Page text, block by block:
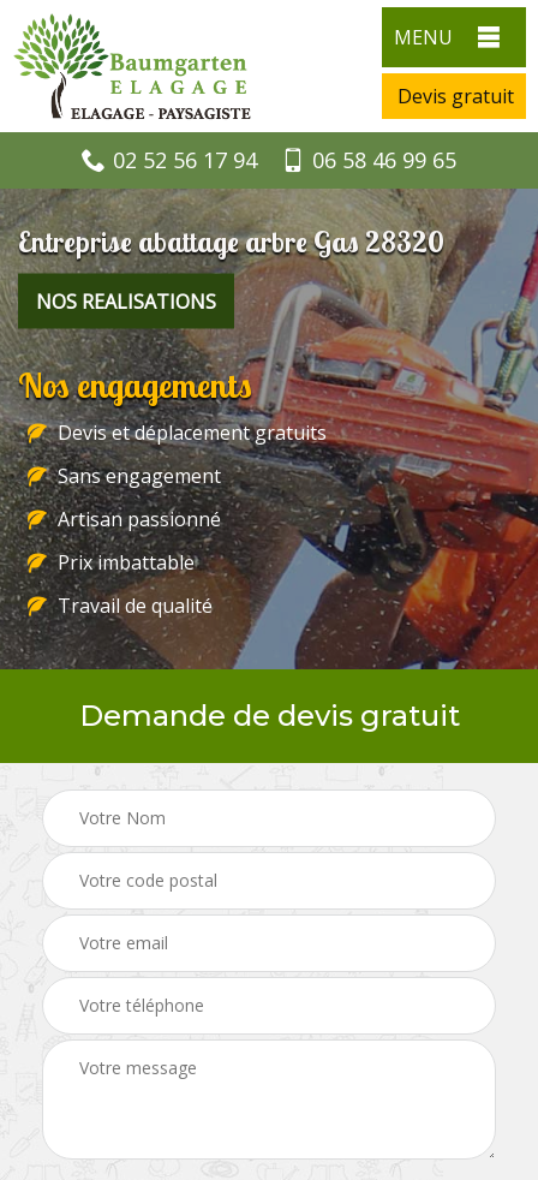
MENU
Devis gratuit
02 52 56 17 94 06 58 46 99 65
Entreprise abattage arbre Gas 28320
NOS REALISATIONS
Nos engagements
Devis et déplacement gratuits
Sans engagement
Artisan passionné
Prix imbattable
Travail de qualité
Demande de devis gratuit